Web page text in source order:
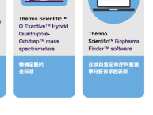
纯度的检测，纯化前或纯化后